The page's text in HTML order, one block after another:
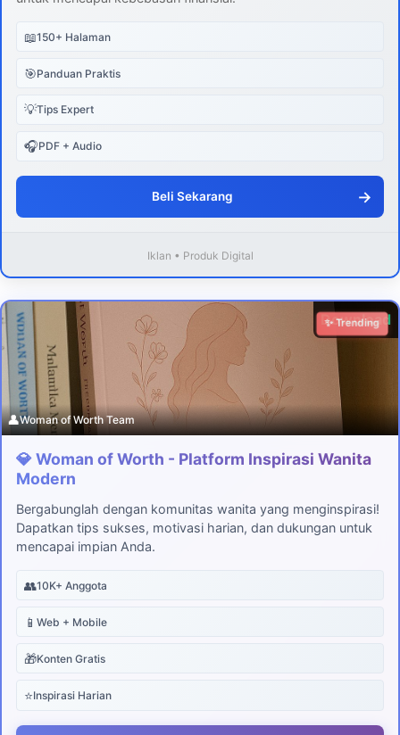
📖150+ Halaman
🎯Panduan Praktis
💡Tips Expert
🎧PDF + Audio
Beli Sekarang →
Iklan • Produk Digital
Download
✨ Trending
👤Woman of Worth Team
💎 Woman of Worth - Platform Inspirasi Wanita
Modern
Bergabunglah dengan komunitas wanita yang menginspirasi!
Dapatkan tips sukses, motivasi harian, dan dukungan untuk
mencapai impian Anda.
👥10K+ Anggota
📱 Web + Mobile
🎁Konten Gratis
⭐Inspirasi Harian